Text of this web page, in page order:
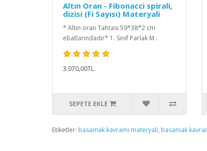
Altın Oran - Fibonacci spirali,
dizisi (Fi Sayısı) Materyali
* Altın oran Tahtası 59*38*2 cm
ebatlarındadır* 1. Sınıf Parlak M..
3.070,00TL
SEPETE EKLE
Etiketler: basamak kavramı materyali, basamak